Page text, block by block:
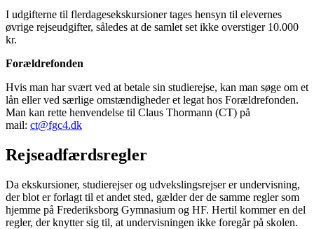
I udgifterne til flerdagesekskursioner tages hensyn til elevernes
øvrige rejseudgifter, således at de samlet set ikke overstiger 10.000
kr.
Forældrefonden
Hvis man har svært ved at betale sin studierejse, kan man søge om et
lån eller ved særlige omstændigheder et legat hos Forældrefonden.
Man kan rette henvendelse til Claus Thormann (CT) på
mail: ct@fgc4.dk
Rejseadfærdsregler
Da ekskursioner, studierejser og udvekslingsrejser er undervisning,
der blot er forlagt til et andet sted, gælder der de samme regler som
hjemme på Frederiksborg Gymnasium og HF. Hertil kommer en del
regler, der knytter sig til, at undervisningen ikke foregår på skolen.